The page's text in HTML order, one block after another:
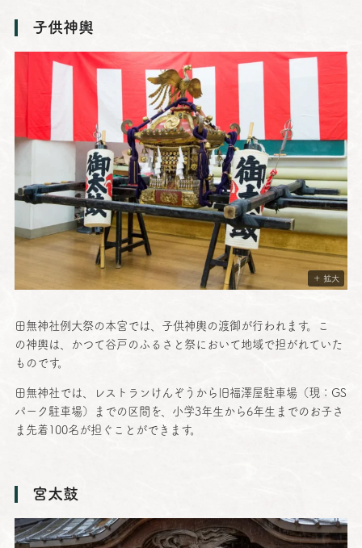
子供神輿
＋ 拡大
田無神社例大祭の本宮 では、 子供神輿の渡御 が行われます。こ
の神輿は、かつて谷戸 のふるさと祭において地域で担がれていた
ものです。
田無神社 では、レストランけんぞうから 旧福澤屋駐車場（現：GS
パーク 駐車場）までの区間 を、 小学3年生 から6年生 までのお子さ
ま 先着 100名が担ぐことができます。
宮太鼓